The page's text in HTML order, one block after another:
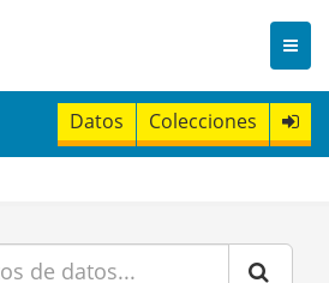
Datos Colecciones